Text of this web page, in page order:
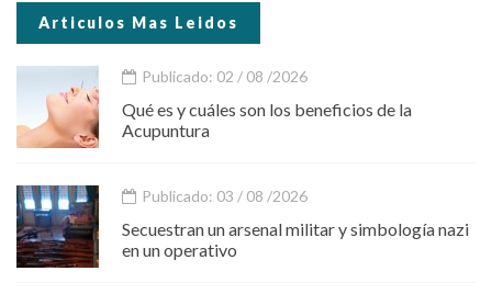
Articulos Mas Leidos
Publicado: 02 / 08 /2026
Qué es y cuáles son los beneficios de la
Acupuntura
Publicado: 03 / 08 /2026
Secuestran un arsenal militar y simbología nazi
en un operativo